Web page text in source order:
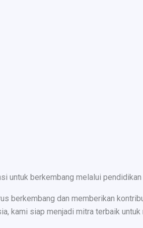
untuk berkembang melalui pendidikan
berkembang dan memberikan
kami siap menjadi mitra terbaik